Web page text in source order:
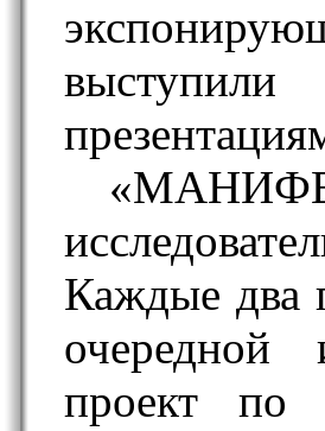
Каждые два
очередной
проект по